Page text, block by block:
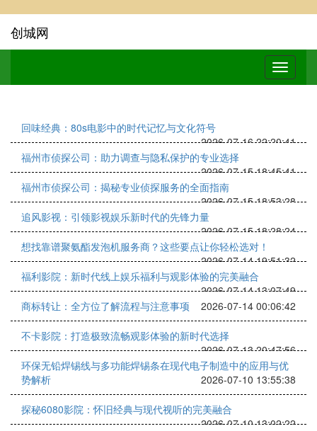
创城网
回味经典：80s电影中的时代记忆与文化符号
2026-07-16 22:20:41
福州市侦探公司：助力调查与隐私保护的专业选择
2026-07-15 18:45:41
福州市侦探公司：揭秘专业侦探服务的全面指南
2026-07-15 18:53:28
追风影视：引领影视娱乐新时代的先锋力量
2026-07-15 18:28:24
想找靠谱聚氨酯发泡机服务商？这些要点让你轻松选对！
2026-07-14 19:51:32
福利影院：新时代线上娱乐福利与观影体验的完美融合
2026-07-14 13:07:49
商标转让：全方位了解流程与注意事项
2026-07-14 00:06:42
不卡影院：打造极致流畅观影体验的新时代选择
2026-07-13 20:47:56
环保无铅焊锡线与多功能焊锡条在现代电子制造中的应用与优
势解析
2026-07-10 13:55:38
探秘6080影院：怀旧经典与现代视听的完美融合
2026-07-10 13:02:22